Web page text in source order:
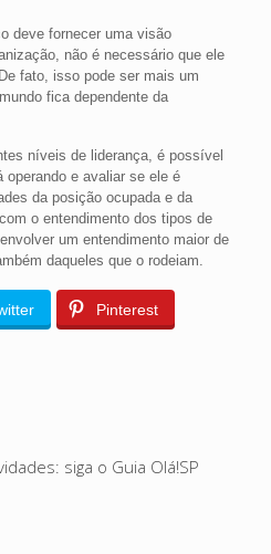
deve fornecer uma visão
não é necessário que ele
fato, isso pode ser mais um
fica dependente da
níveis de liderança, é possível
e avaliar se ele é
da posição ocupada e da
o entendimento dos tipos de
um entendimento maior de
daqueles que o rodeiam.
Pinterest
siga o Guia Olá!SP